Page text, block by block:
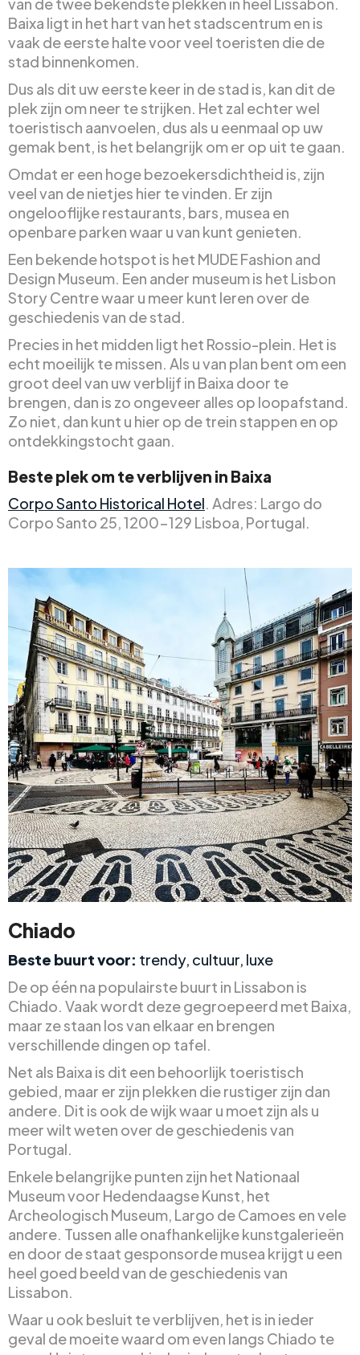
van de twee bekendste plekken in heel Lissabon.
Baixa ligt in het hart van het stadscentrum en is
vaak de eerste halte voor veel toeristen die de
stad binnenkomen.
Dus als dit uw eerste keer in de stad is, kan dit de
plek zijn om neer te strijken. Het zal echter wel
toeristisch aanvoelen, dus als u eenmaal op uw
gemak bent, is het belangrijk om er op uit te gaan.
Omdat er een hoge bezoekersdichtheid is, zijn
veel van de nietjes hier te vinden. Er zijn
ongelooflijke restaurants, bars, musea en
openbare parken waar u van kunt genieten.
Een bekende hotspot is het MUDE Fashion and
Design Museum. Een ander museum is het Lisbon
Story Centre waar u meer kunt leren over de
geschiedenis van de stad.
Precies in het midden ligt het Rossio-plein. Het is
echt moeilijk te missen. Als u van plan bent om een
groot deel van uw verblijf in Baixa door te
brengen, dan is zo ongeveer alles op loopafstand.
Zo niet, dan kunt u hier op de trein stappen en op
ontdekkingstocht gaan.
Beste plek om te verblijven in Baixa
Corpo Santo Historical Hotel. Adres: Largo do
Corpo Santo 25, 1200-129 Lisboa, Portugal.
Chiado
Beste buurt voor: trendy, cultuur, luxe
De op één na populairste buurt in Lissabon is
Chiado. Vaak wordt deze gegroepeerd met Baixa,
maar ze staan los van elkaar en brengen
verschillende dingen op tafel.
Net als Baixa is dit een behoorlijk toeristisch
gebied, maar er zijn plekken die rustiger zijn dan
andere. Dit is ook de wijk waar u moet zijn als u
meer wilt weten over de geschiedenis van
Portugal.
Enkele belangrijke punten zijn het Nationaal
Museum voor Hedendaagse Kunst, het
Archeologisch Museum, Largo de Camoes en vele
andere. Tussen alle onafhankelijke kunstgalerieën
en door de staat gesponsorde musea krijgt u een
heel goed beeld van de geschiedenis van
Lissabon.
Waar u ook besluit te verblijven, het is in ieder
geval de moeite waard om even langs Chiado te